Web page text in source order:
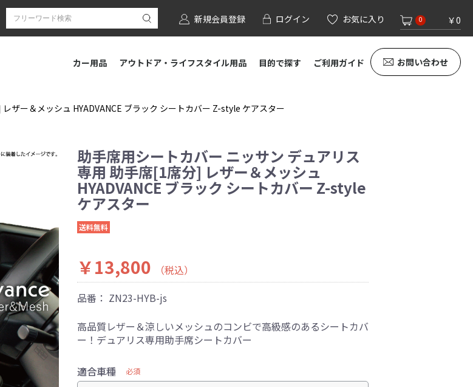
新規会員登録 ログイン お気に入り 0 ￥0
カー用品 アウトドア・ライフスタイル用品 目的で探す ご利用ガイド お問い合わせ
ザー＆メッシュ HYADVANCE ブラック シートカバー Z-style ケアスター
助手席用シートカバー ニッサン デュアリス
専用 助手席[1席分] レザー＆メッシュ
HYADVANCE ブラック シートカバー Z-style
ケアスター
送料無料
￥13,800
（税込）
品番： ZN23-HYB-js
高品質レザー＆涼しいメッシュのコンビで高級感のあるシートカバ
ー！デュアリス専用助手席シートカバー
適合車種 必須